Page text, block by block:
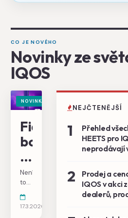
CO JE NOVÉHO
Novinky ze
IQOS
NOVINKA
Fialová
bomba
ILUMA
i
Electric
Purple
Není
to
týden,
17.3.2026
NEJČTENĚJŠÍ
1
Přehled
HEETS pro
neprodávají
2
Prodej a
IQOS v akci
dealerů,